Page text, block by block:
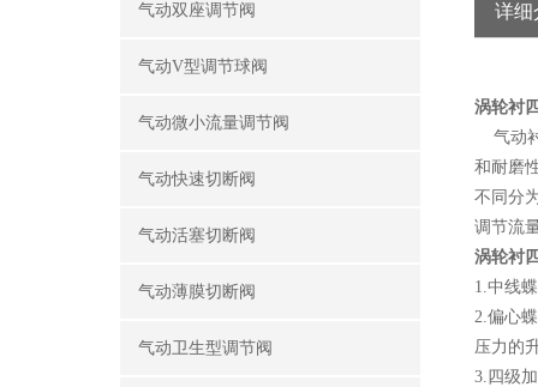
气动双座调节阀
气动V型调节球阀
气动微小流量调节阀
气动快速切断阀
气动活塞切断阀
气动薄膜切断阀
气动卫生型调节阀
详细
涡轮衬
气动
和耐磨
不同分
调节流
涡轮衬
1.中线
2.偏心
压力的
3.四级